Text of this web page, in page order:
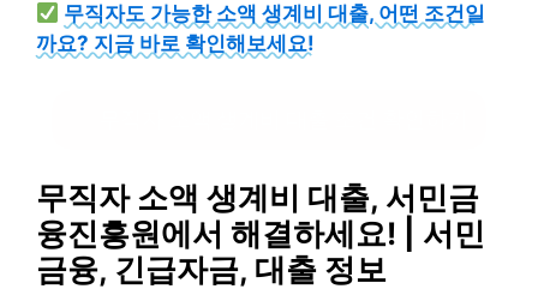
무직자도 가능한 소액 생계비 대출, 어떤 조건일
까요? 지금 바로 확인해보세요!
무직자 소액 생계비 대출, 서민금
융진흥원에서 해결하세요! | 서민
금융, 긴급자금, 대출 정보